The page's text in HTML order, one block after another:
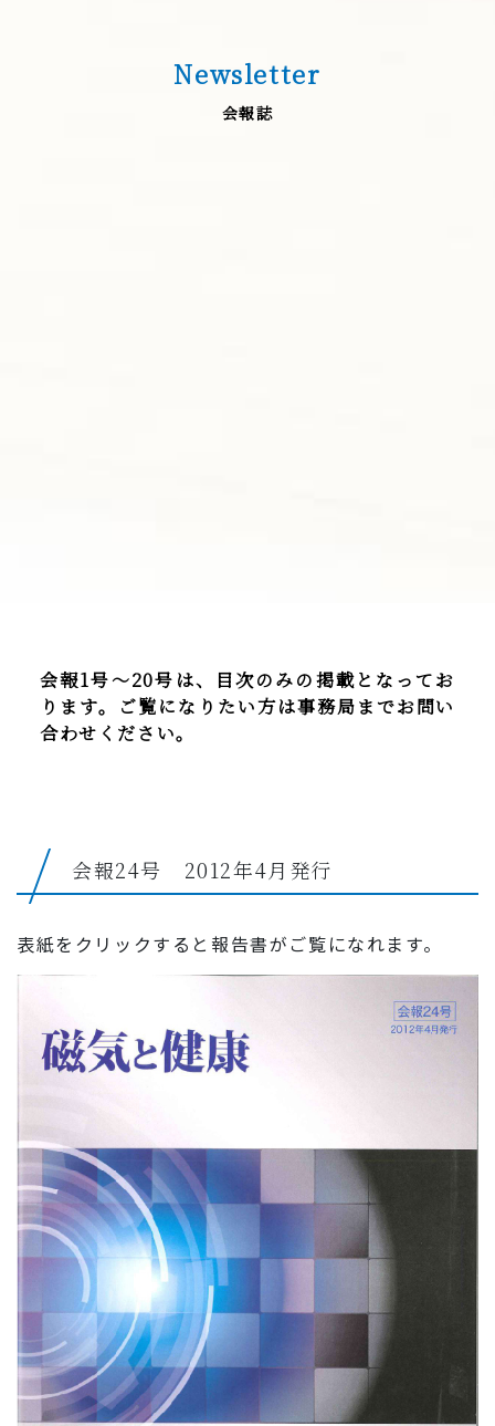
Newsletter
会報誌
会報1号～20号は、目次のみの掲載となってお
ります。
ご覧になりたい方は事務局までお問い
合わせください。
会報24号 2012年4月発行
表紙をクリックすると報告書がご覧になれます。